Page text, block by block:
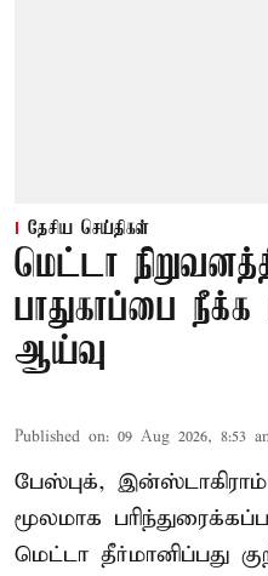
தேசிய செய்திகள்
மெட்டா
பாதுகாப்பை நீக்க
ஆய்வு
Published on: 09 Aug 2026, 8:53
பேஸ்புக்,
மூலமாக
மெட்டா தீர்மானிப்பது